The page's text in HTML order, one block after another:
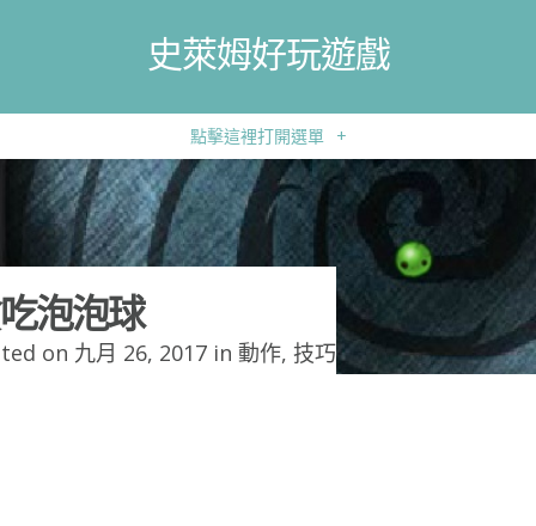
史萊姆好玩遊戲
點擊這裡打開選單 +
泡泡球
on 九月 26, 2017 in 動作, 技巧